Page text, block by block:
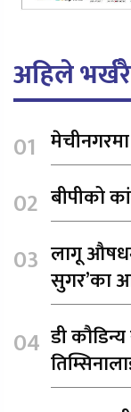
अहिले भर्खरै
मेचीनगरमा
बीपीको
लागू
सुगर’का
डी